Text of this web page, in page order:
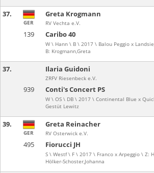
37.
139 Caribo 40
W \ Hann \ B \ 2017 \ Balou Peggio x
B: Krogmann,Greta
GER
Greta Krogmann
RV Vechta e.V.
37.
939 Conti's Concert PS
W \ OS \ DB \ 2017 \ Continental Blue x
Gestüt Lewitz
Ilaria Guidoni
ZRFV Riesenbeck e.V.
39.
495 Fiorucci JH
S \ Westf \ F \ 2017 \ Franco x Arpeggio \ Z:
Hölker-Schoster,Johanna
GER
Greta Reinacher
RV Osterwick e.V.